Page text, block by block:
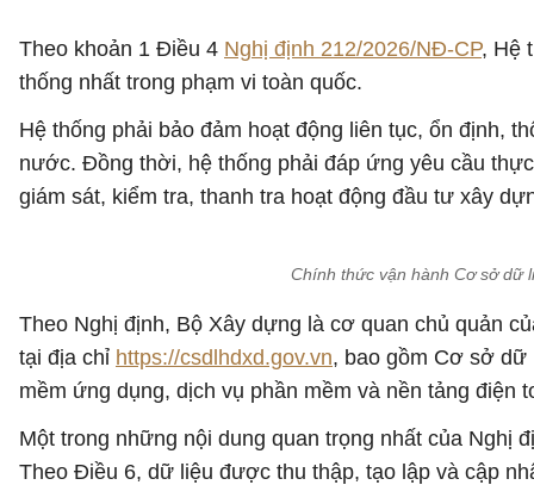
Theo khoản 1 Điều 4 Nghị định 212/2026/NĐ-CP, Hệ
thống nhất trong phạm vi toàn quốc.
Hệ thống phải bảo đảm hoạt động liên tục, ổn định,
nước. Đồng thời, hệ thống phải đáp ứng yêu cầu
giám sát, kiểm tra, thanh tra hoạt động đầu tư xây
Chính thức vận hành Cơ sở dữ
Theo Nghị định, Bộ Xây dựng là cơ quan chủ quản
tại địa chỉ https://csdlhdxd.gov.vn, bao gồm Cơ sở dữ
mềm ứng dụng, dịch vụ phần mềm và nền tảng điện
Một trong những nội dung quan trọng nhất của Nghị
Theo Điều 6, dữ liệu được thu thập, tạo lập và cập